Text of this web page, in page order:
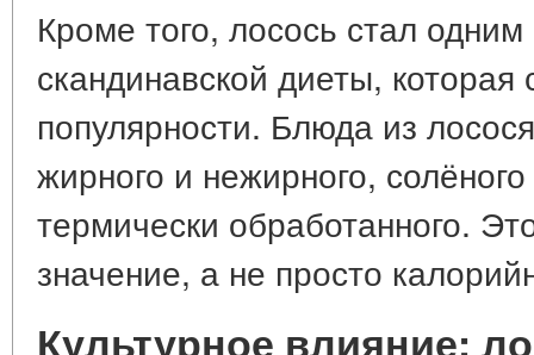
Кроме того, лосось стал
скандинавской диеты,
популярности. Блюда из
жирного и нежирного,
термически обработанного.
значение, а не просто
Культурное влияние: